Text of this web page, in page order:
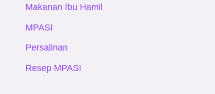
Makanan Ibu Hamil
MPASI
Persalinan
Resep MPASI